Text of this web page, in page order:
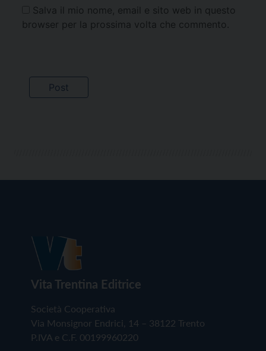
Salva il mio nome, email e sito web in questo
browser per la prossima volta che commento.
Vita Trentina Editrice
Società Cooperativa
Via Monsignor Endrici, 14 – 38122 Trento
P.IVA e C.F. 00199960220